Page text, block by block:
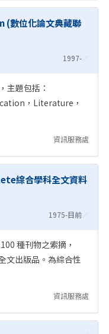
位化論文典藏聯
1997-🔗
主題包括：
，Literature，
資訊服務處
綜合學科全文資料
1975-目前🔗
種刊物之索摘，
文出版品。為綜合性
資訊服務處